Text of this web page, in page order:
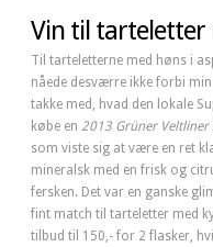
Vin til tarteletter
Til tarteletterne med høns i
nåede desværre ikke forbi
takke med, hvad den lokale
købe en 2013 Grüner Veltliner
som viste sig at være en ret
mineralsk med en frisk og
fersken. Det var en ganske
fint match til tarteletter med
tilbud til 150,- for 2 flasker,